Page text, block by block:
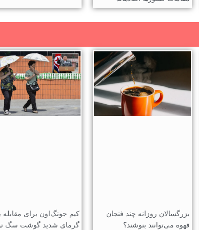
بزرگسالان روزانه چند فنجان
قهوه می‌توانند بنوشند؟
کیم جونگ‌اون برای مقابله
گرمای شدید گوشت سگ